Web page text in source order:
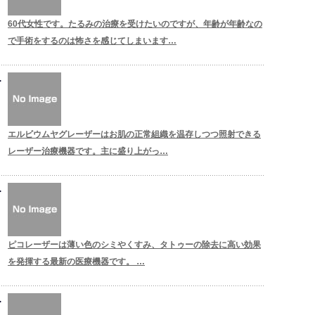
60代女性です。たるみの治療を受けたいのですが、年齢が年齢なの
で手術をするのは怖さを感じてしまいます…
エルビウムヤグレーザーはお肌の正常組織を温存しつつ照射できる
レーザー治療機器です。主に盛り上がっ…
ピコレーザーは薄い色のシミやくすみ、タトゥーの除去に高い効果
を発揮する最新の医療機器です。 …